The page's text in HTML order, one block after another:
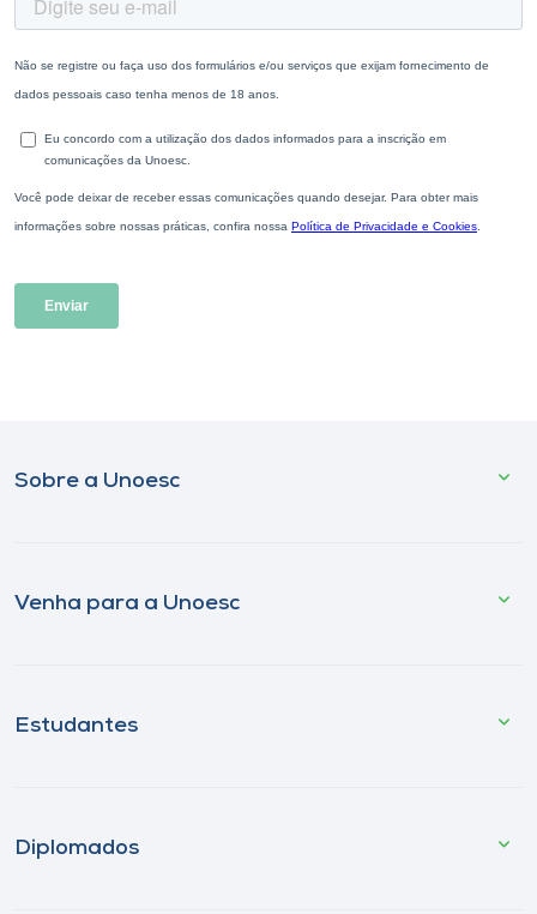
Sobre a Unoesc
Venha para a Unoesc
Estudantes
Diplomados